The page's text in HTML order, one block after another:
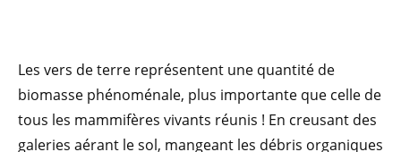
Les vers de terre représentent une quantité de
biomasse phénoménale, plus importante que celle de
tous les mammifères vivants réunis ! En creusant des
galeries aérant le sol, mangeant les débris organiques